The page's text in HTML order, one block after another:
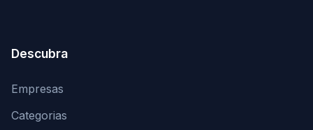
Descubra
Empresas
Categorias